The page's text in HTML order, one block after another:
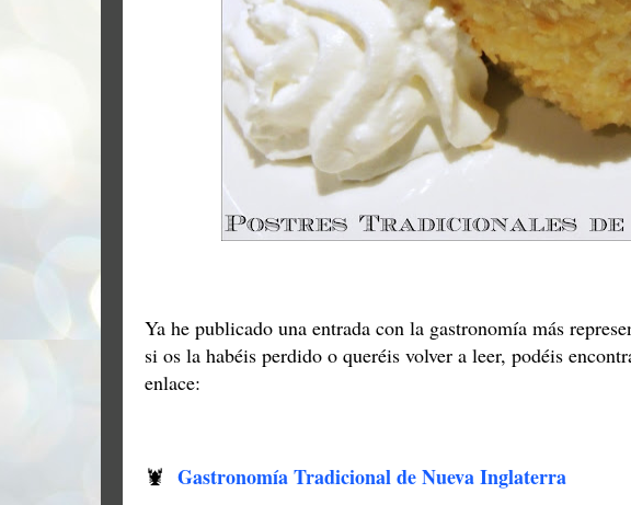
Ya he publicado una entrada con la gastronomía más
si os la habéis perdido o queréis volver a leer, podéis
enlace:
🦞 Gastronomía Tradicional de Nueva Inglaterra